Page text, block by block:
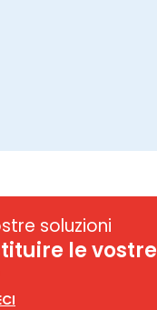
soluzioni
le vostre